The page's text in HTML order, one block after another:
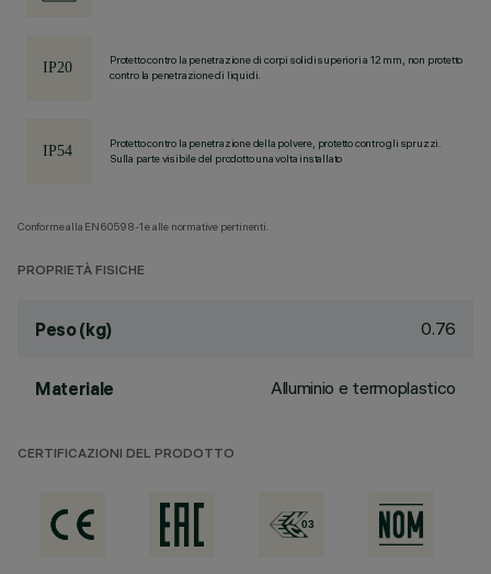
Protetto contro la penetrazione di corpi solidi superiori a 12 mm, non protetto
contro la penetrazione di liquidi.
Protetto contro la penetrazione della polvere, protetto contro gli spruzzi.
Sulla parte visibile del prodotto una volta installato
Conforme alla EN60598-1 e alle normative pertinenti.
PROPRIETÀ FISICHE
Peso (kg) 0.76
Materiale Alluminio e termoplastico
CERTIFICAZIONI DEL PRODOTTO